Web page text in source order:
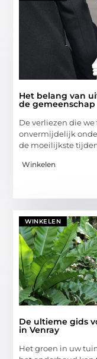
Het belang van
de gemeenschap
De verliezen die
onvermijdelijk
de moeilijkste
Winkelen
WINKELEN
De ultieme gids
in Venray
Het groen in uw